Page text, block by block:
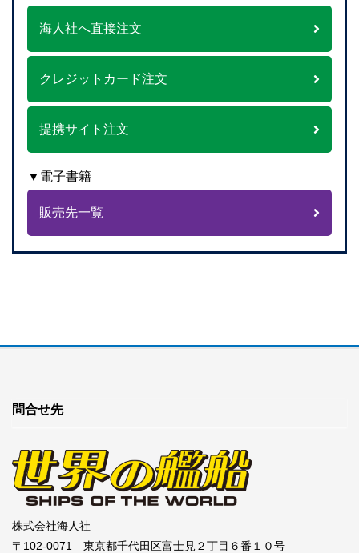
海人社へ直接注文
クレジットカード注文
提携サイト注文
▼電子書籍
販売先一覧
問合せ先
株式会社海人社
〒102-0071 東京都千代田区富士見２丁目６番１０号